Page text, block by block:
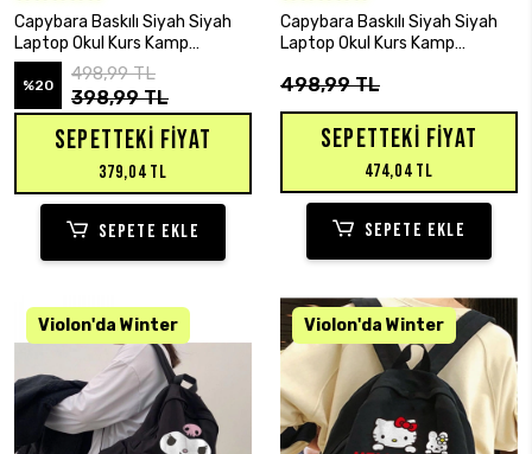
SEPETE EKLE
Capybara Baskılı Siyah Siyah
Laptop Okul Kurs Kamp
Seyehat Gezi Günlük Kullanım
Sırt Çantası
%20
498,99 TL
398,99 TL
SEPETTEKI FIYAT
379,04 TL
SEPETE EKLE
SEPETE EKLE
Capybara Baskılı Siyah Siyah
Laptop Okul Kurs Kamp
Sırt Çantası
498,99 TL
SEPETTEKI FIYAT
474,04 TL
SEPETE EKLE